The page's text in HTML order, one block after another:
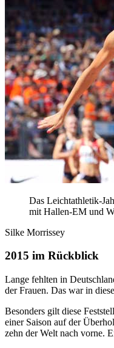
Das Leichtathletik-
mit Hallen-EM und
Silke Morrissey
2015 im Rückblick
Lange fehlten in
der Frauen. Das war in
Besonders gilt diese
einer Saison auf der
zehn der Welt nach vorne.